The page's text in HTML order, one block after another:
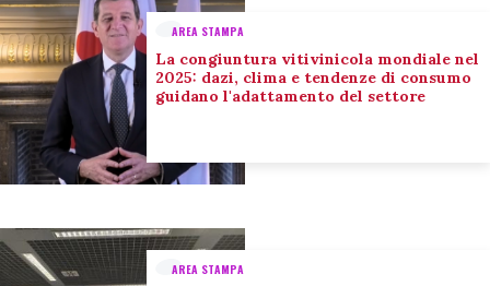
AREA STAMPA
La congiuntura vitivinicola mondiale nel
2025: dazi, clima e tendenze di consumo
guidano l'adattamento del settore
AREA STAMPA